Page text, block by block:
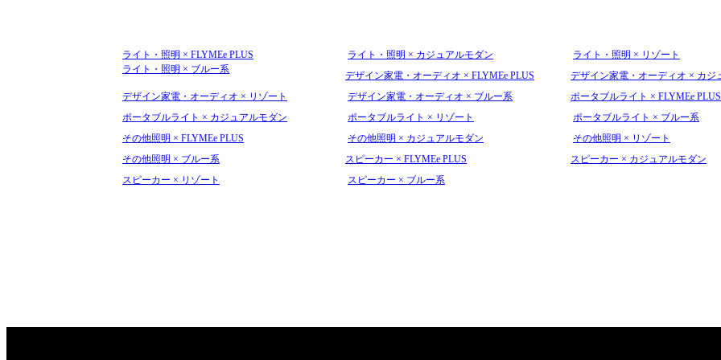
ライト・照明 × FLYMEe PLUS ライト・照明 × カジュアルモダン
ライト・照明 × リゾート
ライト・照明 × ブルー系
デザイン家電・オーディオ × FLYMEe PLUS
デザイン家電・オーディオ × カジ
デザイン家電・オーディオ × リゾート
デザイン家電・オーディオ × ブルー系
ポータブルライト × FLYMEe PLUS
ポータブルライト × カジュアルモダン
ポータブルライト × リゾート
ポータブルライト × ブルー系
その他照明 × FLYMEe PLUS
その他照明 × カジュアルモダン
その他照明 × リゾート
その他照明 × ブルー系
スピーカー × FLYMEe PLUS
スピーカー × カジュアルモダン
スピーカー × リゾート
スピーカー × ブルー系